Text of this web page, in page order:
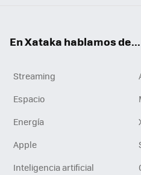
En Xataka hablamos de...
Streaming
Espacio
Energía
Apple
Inteligencia artificial